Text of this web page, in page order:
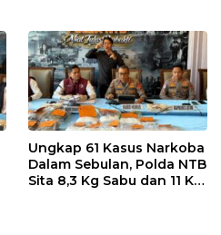
Ungkap 61 Kasus Narkoba
Dalam Sebulan, Polda NTB
Sita 8,3 Kg Sabu dan 11 Kg